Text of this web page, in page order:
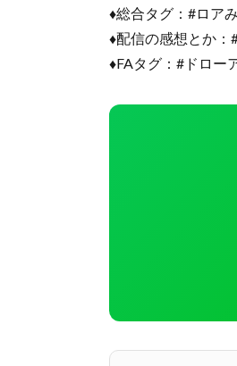
♦️総合タグ：#ロアみ
♦️配信の感想とか：
♦️FAタグ：#ドロー